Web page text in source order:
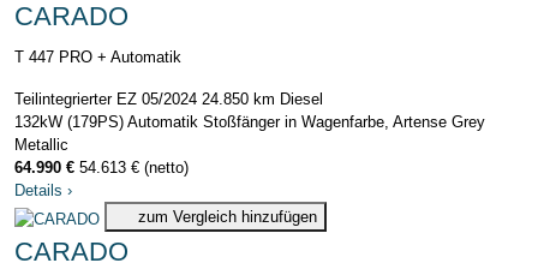
CARADO
T 447 PRO + Automatik
Teilintegrierter EZ 05/2024 24.850 km Diesel
132kW (179PS) Automatik Stoßfänger in Wagenfarbe, Artense Grey
Metallic
64.990 € 54.613 € (netto)
Details ›
zum Vergleich hinzufügen
CARADO